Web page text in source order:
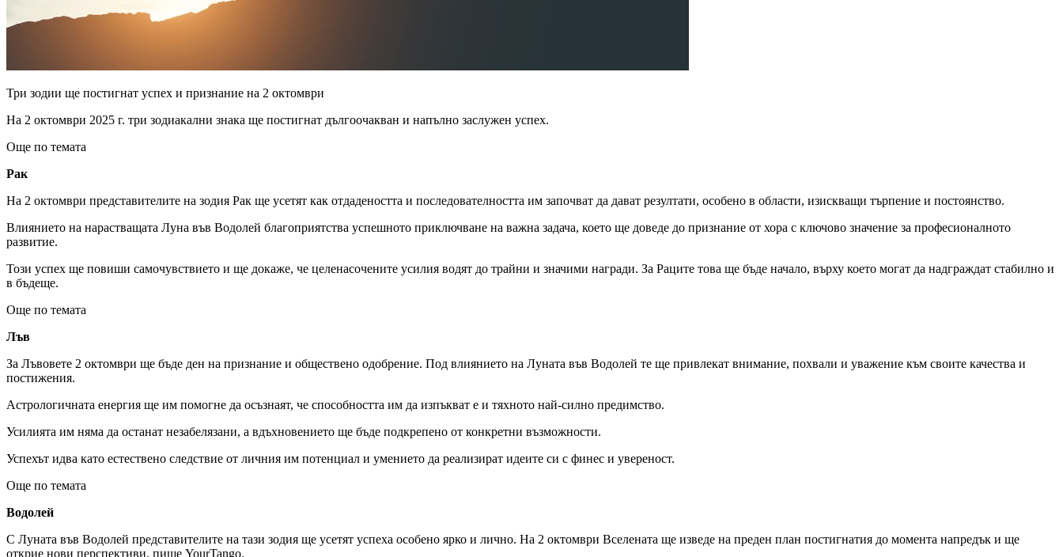
Три зодии ще постигнат успех и признание на 2 октомври
На 2 октомври 2025 г. три зодиакални знака ще постигнат дългоочакван и напълно заслужен успех.
Още по темата
Рак
На 2 октомври представителите на зодия Рак ще усетят как отдадеността и последователността им започват да дават резултати, особено в области, изискващи търпение и постоянство.
Влиянието на нарастващата Луна във Водолей благоприятства успешното приключване на важна задача, което ще доведе до признание от хора с ключово значение за професионалното
развитие.
Този успех ще повиши самочувствието и ще докаже, че целенасочените усилия водят до трайни и значими награди. За Раците това ще бъде начало, върху което могат да надграждат стабилно и
в бъдеще.
Още по темата
Лъв
За Лъвовете 2 октомври ще бъде ден на признание и обществено одобрение. Под влиянието на Луната във Водолей те ще привлекат внимание, похвали и уважение към своите качества и
постижения.
Астрологичната енергия ще им помогне да осъзнаят, че способността им да изпъкват е и тяхното най-силно предимство.
Усилията им няма да останат незабелязани, а вдъхновението ще бъде подкрепено от конкретни възможности.
Успехът идва като естествено следствие от личния им потенциал и умението да реализират идеите си с финес и увереност.
Още по темата
Водолей
С Луната във Водолей представителите на тази зодия ще усетят успеха особено ярко и лично. На 2 октомври Вселената ще изведе на преден план постигнатия до момента напредък и ще
открие нови перспективи, пише YourTango.